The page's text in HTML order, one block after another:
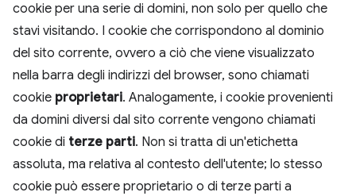
cookie per una serie di domini, non solo per quello che
stavi visitando. I cookie che corrispondono al dominio
del sito corrente, ovvero a ciò che viene visualizzato
nella barra degli indirizzi del browser, sono chiamati
cookie proprietari. Analogamente, i cookie provenienti
da domini diversi dal sito corrente vengono chiamati
cookie di terze parti. Non si tratta di un'etichetta
assoluta, ma relativa al contesto dell'utente; lo stesso
cookie può essere proprietario o di terze parti a